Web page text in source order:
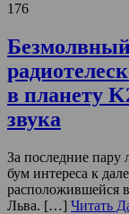
176
в планету
звука
За последние пару
бум интереса к
расположившейся
Льва. […] Читать